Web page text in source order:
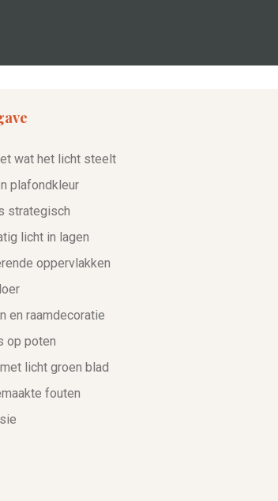
wat het licht steelt
plafondkleur
strategisch
licht in lagen
oppervlakken
en raamdecoratie
op poten
licht groen blad
fouten